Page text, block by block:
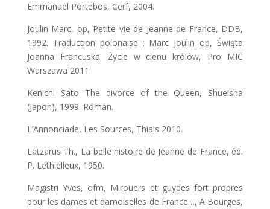
Emmanuel Portebos, Cerf, 2004.
Joulin Marc, op, Petite vie de Jeanne de France, DDB,
1992. Traduction polonaise : Marc Joulin op, Święta
Joanna Francuska. Życie w cienu królów, Pro MIC
Warszawa 2011.
Kenichi Sato The divorce of the Queen, Shueisha
(Japon), 1999. Roman.
L’Annonciade, Les Sources, Thiais 2010.
Latzarus Th., La belle histoire de Jeanne de France, éd.
P. Lethielleux, 1950.
Magistri Yves, ofm, Mirouers et guydes fort propres
pour les dames et damoiselles de France…, A Bourges,